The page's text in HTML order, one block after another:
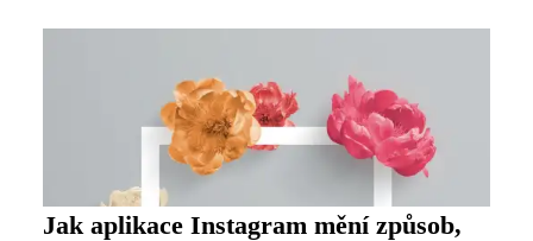
Jak aplikace Instagram mění způsob,